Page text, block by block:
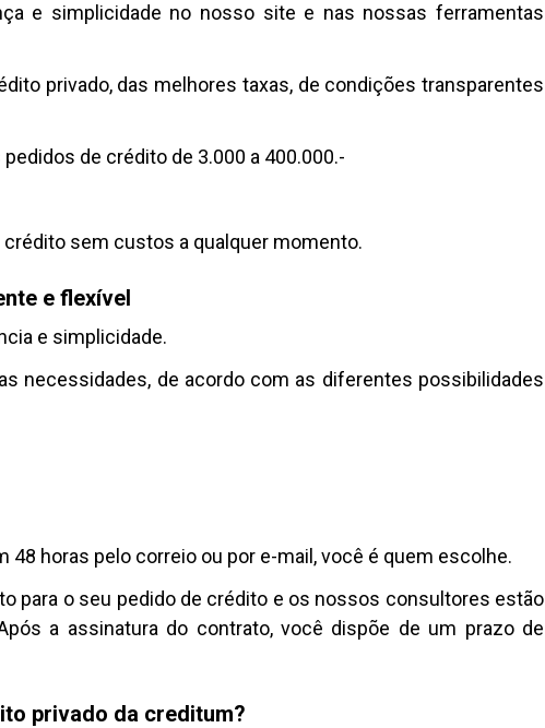
e simplicidade no nosso site e nas nossas ferramentas
privado, das melhores taxas, de condições transparentes
de crédito de 3.000 a 400.000.-
sem custos a qualquer momento.
e flexível
e simplicidade.
necessidades, de acordo com as diferentes possibilidades
horas pelo correio ou por e-mail, você é quem escolhe.
para o seu pedido de crédito e os nossos consultores estão
a assinatura do contrato, você dispõe de um prazo de
privado da creditum?